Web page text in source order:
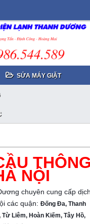
SỬA MÁY GIẶT
NỘI
chuyên cung cấp
các quận: Đống Đa, Thanh
Từ Liêm, Hoàn Kiếm, Tây Hồ,